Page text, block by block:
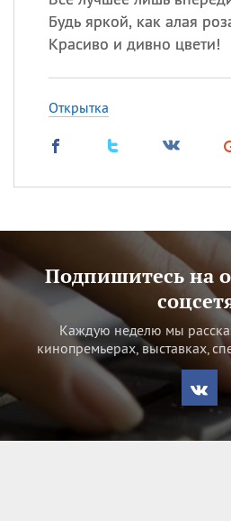
Будь яркой, как алая
Красиво и дивно цвети!
Открытка
Подпишитесь на
Каждую неделю мы
кинопремьерах, выставках,